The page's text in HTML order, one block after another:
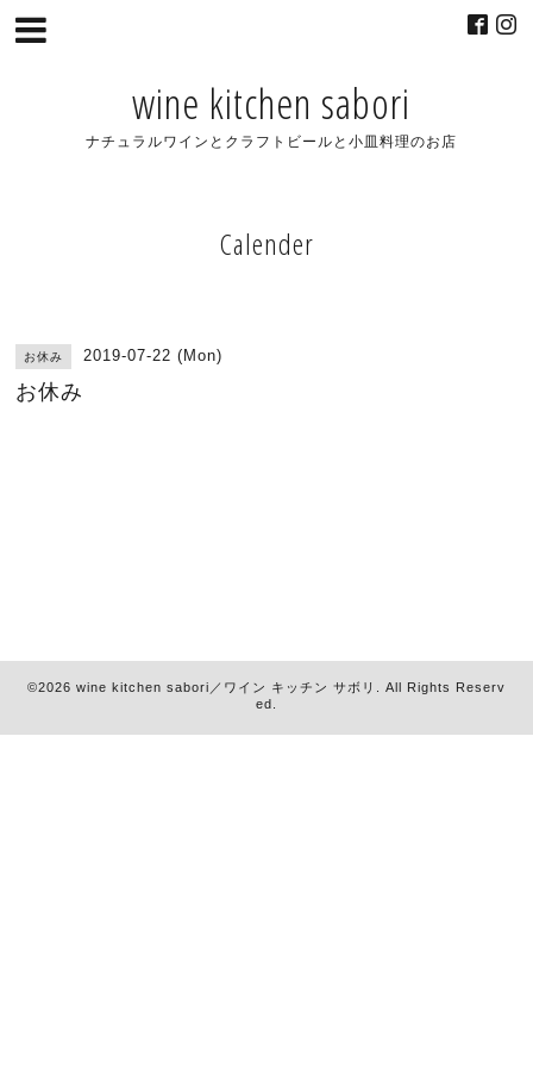
wine kitchen sabori
ナチュラルワインとクラフトビールと小皿料理のお店
Calender
お休み 2019-07-22 (Mon)
お休み
©2026 wine kitchen sabori／ワイン キッチン サボリ
. All Rights Reserv
ed.